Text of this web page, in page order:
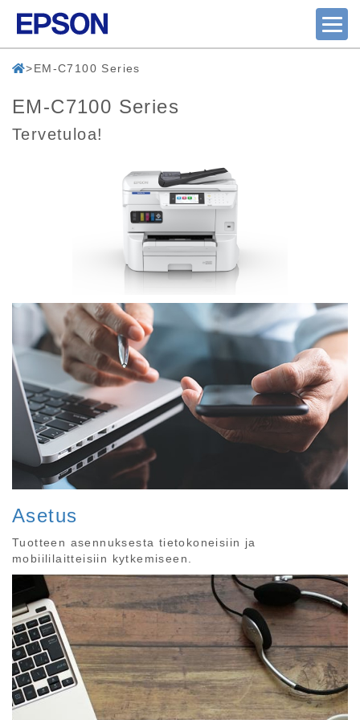
EM-C7100 Series
EM-C7100 Series
Tervetuloa!
Asetus
Tuotteen asennuksesta tietokoneisiin ja
mobiililaitteisiin kytkemiseen.